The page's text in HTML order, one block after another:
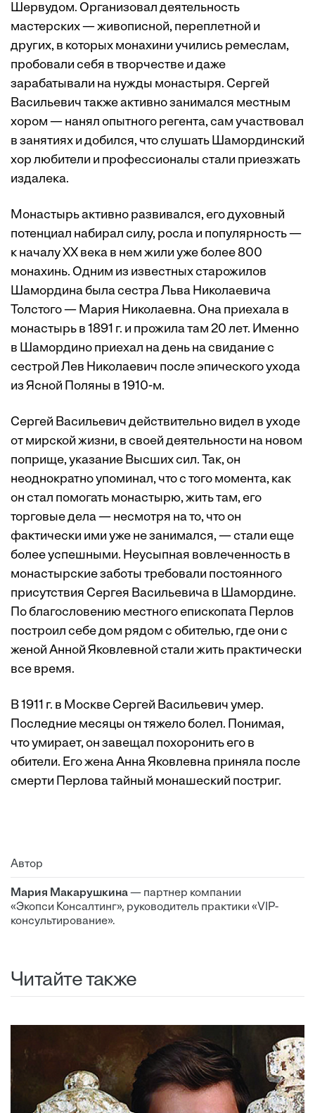
Шервудом. Организовал деятельность
мастерских — живописной, переплетной и
других, в которых монахини учились ремеслам,
пробовали себя в творчестве и даже
зарабатывали на нужды монастыря. Сергей
Васильевич также активно занимался местным
хором — нанял опытного регента, сам участвовал
в занятиях и добился, что слушать Шамординский
хор любители и профессионалы стали приезжать
издалека.
Монастырь активно развивался, его духовный
потенциал набирал силу, росла и популярность —
к началу XX века в нем жили уже более 800
монахинь. Одним из известных старожилов
Шамордина была сестра Льва Николаевича
Толстого — Мария Николаевна. Она приехала в
монастырь в 1891 г. и прожила там 20 лет. Именно
в Шамордино приехал на день на свидание с
сестрой Лев Николаевич после эпического ухода
из Ясной Поляны в 1910-м.
Сергей Васильевич действительно видел в уходе
от мирской жизни, в своей деятельности на новом
поприще, указание Высших сил. Так, он
неоднократно упоминал, что с того момента, как
он стал помогать монастырю, жить там, его
торговые дела — несмотря на то, что он
фактически ими уже не занимался, — стали еще
более успешными. Неусыпная вовлеченность в
монастырские заботы требовали постоянного
присутствия Сергея Васильевича в Шамордине.
По благословению местного епископата Перлов
построил себе дом рядом с обителью, где они с
женой Анной Яковлевной стали жить практически
все время.
В 1911 г. в Москве Сергей Васильевич умер.
Последние месяцы он тяжело болел. Понимая,
что умирает, он завещал похоронить его в
обители. Его жена Анна Яковлевна приняла после
смерти Перлова тайный монашеский постриг.
Автор
Мария Макарушкина— партнер компании
«Экопси Консалтинг», руководитель практики «VIP-
консультирование».
Читайте также